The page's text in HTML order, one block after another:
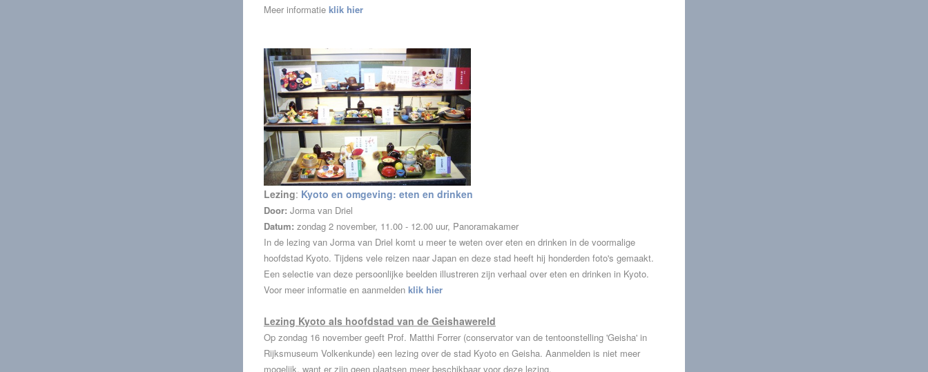
Meer informatie klik hier
Lezing: Kyoto en omgeving: eten en drinken
Door: Jorma van Driel
Datum: zondag 2 november, 11.00 - 12.00 uur, Panoramakamer
In de lezing van Jorma van Driel komt u meer te weten over eten en drinken in de voormalige
hoofdstad Kyoto. Tijdens vele reizen naar Japan en deze stad heeft hij honderden foto's gemaakt.
Een selectie van deze persoonlijke beelden illustreren zijn verhaal over eten en drinken in Kyoto.
Voor meer informatie en aanmelden klik hier
Lezing Kyoto als hoofdstad van de Geishawereld
Op zondag 16 november geeft Prof. Matthi Forrer (conservator van de tentoonstelling 'Geisha' in
Rijksmuseum Volkenkunde) een lezing over de stad Kyoto en Geisha. Aanmelden is niet meer
mogelijk, want er zijn geen plaatsen meer beschikbaar voor deze lezing.